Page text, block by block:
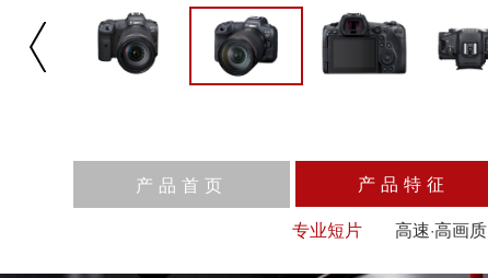
产品首页 产品特征
专业短片
高速·高画质